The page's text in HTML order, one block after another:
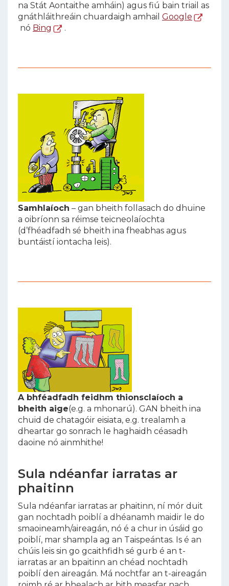
na Stát Aontaithe amháin) agus fiú bain triail as
gnáthláithreáin chuardaigh amhail Google
nó Bing .
Samhlaíoch – gan bheith follasach do dhuine
a oibríonn sa réimse teicneolaíochta
(d’fhéadfadh sé bheith ina fheabhas agus
buntáistí iontacha leis).
A bhféadfadh feidhm thionsclaíoch a
bheith aige(e.g. a mhonarú). GAN bheith ina
chuid de chatagóir eisiata, e.g. trealamh a
dheartar go sonrach le haghaidh céasadh
daoine nó ainmhithe!
Sula ndéanfar iarratas ar
phaitinn
Sula ndéanfar iarratas ar phaitinn, ní mór duit
gan nochtadh poiblí a dhéanamh maidir le do
smaoineamh/aireagán, nó é a chur in úsáid go
poiblí, mar shampla ag an Taispeántas. Is é an
chúis leis sin go gcaithfidh sé gurb é an t-
iarratas ar an bpaitinn an chéad nochtadh
poiblí den aireagán. Má nochtfar an t-aireagán